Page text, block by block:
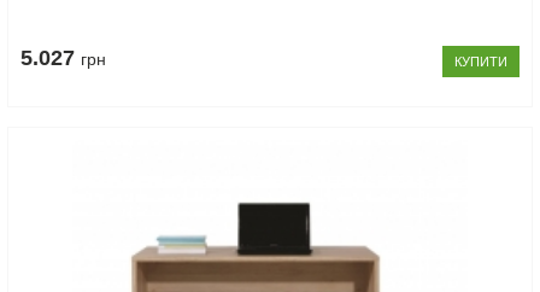
5.027 грн КУПИТИ